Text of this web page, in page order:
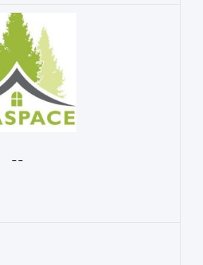
- -